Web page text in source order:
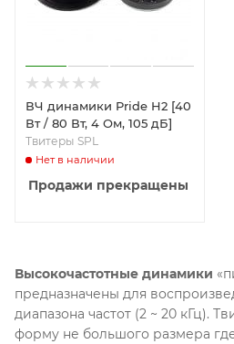
ВЧ динамики Pride H2 [40
Вт / 80 Вт, 4 Ом, 105 дБ]
Твитеры SPL
Нет в наличии
Продажи прекращены
Высокочастотные динамики
предназначены для
диапазона частот (2 ~ 20 кГц).
форму не большого размера